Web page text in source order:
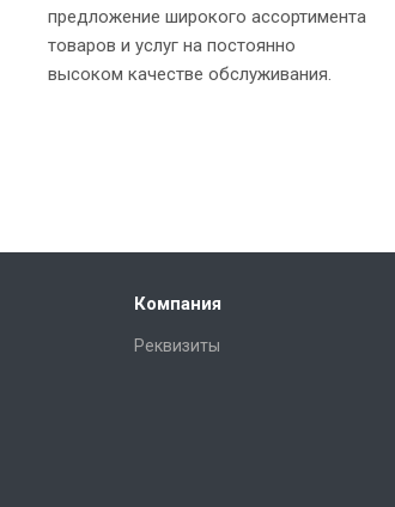
предложение широкого ассортимента
товаров и услуг на постоянно
высоком качестве обслуживания.
Компания
Реквизиты